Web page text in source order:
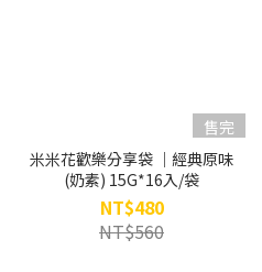
售完
米米花歡樂分享袋 ｜經典原味
(奶素) 15G*16入/袋
NT$480
NT$560